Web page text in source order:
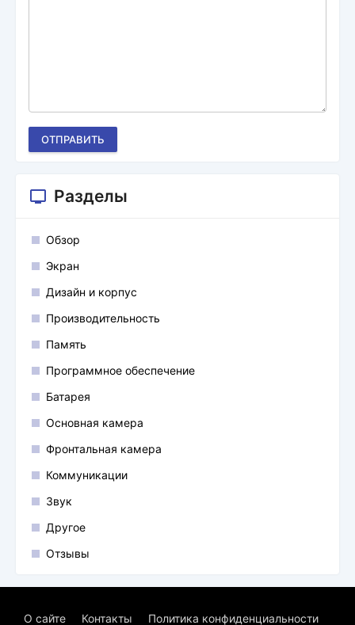
ОТПРАВИТЬ
Разделы
Обзор
Экран
Дизайн и корпус
Производительность
Память
Программное обеспечение
Батарея
Основная камера
Фронтальная камера
Коммуникации
Звук
Другое
Отзывы
О сайте Контакты Политика конфиденциальности